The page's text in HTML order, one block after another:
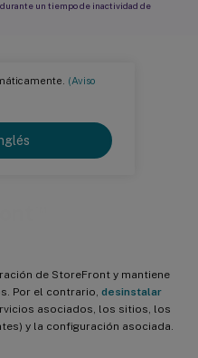
(Aviso
de StoreFront y mantiene
Por el contrario, desinstalar
asociados, los sitios, los
y la configuración asociada.
un tiempo de inactividad de